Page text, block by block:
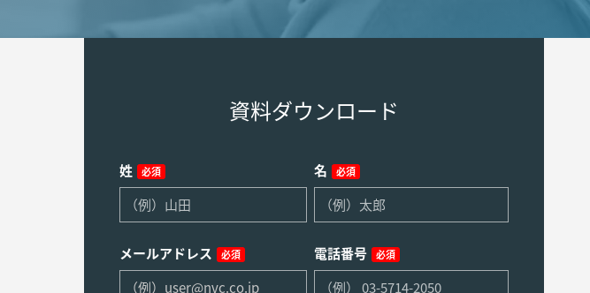
資料ダウンロード
姓 必須 名 必須
メールアドレス 必須 電話番号 必須